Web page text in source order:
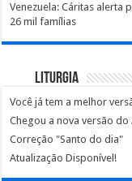
Venezuela: Cáritas alerta
26 mil famílias
Liturgia
Você já tem a melhor
Chegou a nova versão
Correção "Santo do dia"
Atualização Disponível!